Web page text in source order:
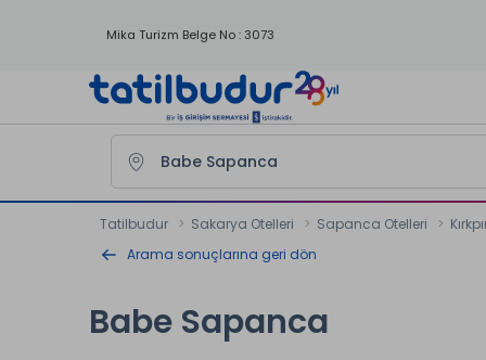
Mika Turizm Belge No : 3073
Tatilbudur Sakarya Otelleri Sapanca Otelleri
Arama sonuçlarına geri dön
Babe Sapanca